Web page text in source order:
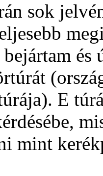
sok
és
E
mint